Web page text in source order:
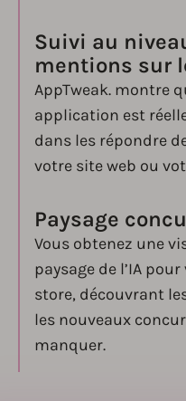
Suivi au
mentions sur
AppTweak. montre
application est
dans les répondre
votre site web ou
Paysage
Vous obtenez une
paysage de l’IA
store, découvrant
les nouveaux
manquer.